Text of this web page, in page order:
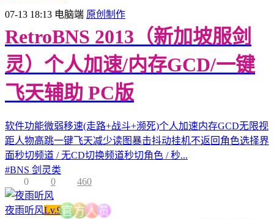
07-13 18:13 电脑端 原创制作
RetroBNS 2013（新加坡服剑
灵）个人加速/内存GCD/一键
飞天辅助 PC版
软件功能微弱移速(走路+战斗+濒死)个人加速内存GCD无限视
距人物高跳一键飞天减少读图暴击抖动挂机不返回角色选择界
面秒切频道 / 无CD切换频道秒切角色 / 秒...
#BNS 剑灵类
0
0 460
夜雨听风Lv.9官 方 人员